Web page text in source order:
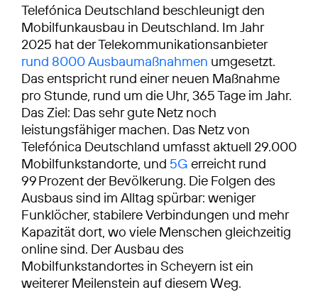
Telefónica Deutschland beschleunigt den
Mobilfunkausbau in Deutschland. Im Jahr
2025 hat der Telekommunikationsanbieter
rund 8000 Ausbaumaßnahmen umgesetzt.
Das entspricht rund einer neuen Maßnahme
pro Stunde, rund um die Uhr, 365 Tage im Jahr.
Das Ziel: Das sehr gute Netz noch
leistungsfähiger machen. Das Netz von
Telefónica Deutschland umfasst aktuell 29.000
Mobilfunkstandorte, und 5G erreicht rund
99 Prozent der Bevölkerung. Die Folgen des
Ausbaus sind im Alltag spürbar: weniger
Funklöcher, stabilere Verbindungen und mehr
Kapazität dort, wo viele Menschen gleichzeitig
online sind. Der Ausbau des
Mobilfunkstandortes in Scheyern ist ein
weiterer Meilenstein auf diesem Weg.